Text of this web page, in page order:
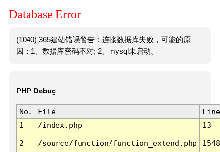
Database Error
(1040) 365建站错误警告：连接数据库失败，可能的原
因：1、数据库密码不对; 2、mysql未启动。
PHP Debug
No. File
Line
1
/index.php 13
2 /source/function/function_extend.php 1548